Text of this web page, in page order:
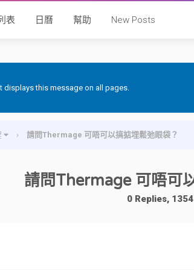
表 日曆 幫助 New Posts
displays this message on all pages.
› 請問Thermage 可唔可以搞掂埋鬆弛眼袋？
請問Thermage 可唔可
0 Replies,